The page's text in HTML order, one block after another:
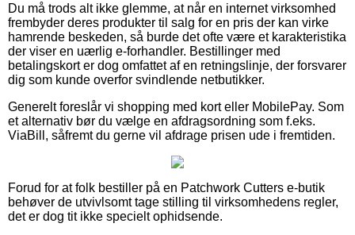
Du må trods alt ikke glemme, at når en internet virksomhed
frembyder deres produkter til salg for en pris der kan virke
hamrende beskeden, så burde det ofte være et karakteristika
der viser en uærlig e-forhandler. Bestillinger med
betalingskort er dog omfattet af en retningslinje, der forsvarer
dig som kunde overfor svindlende netbutikker.
Generelt foreslår vi shopping med kort eller MobilePay. Som
et alternativ bør du vælge en afdragsordning som f.eks.
ViaBill, såfremt du gerne vil afdrage prisen ude i fremtiden.
Forud for at folk bestiller på en Patchwork Cutters e-butik
behøver de utvivlsomt tage stilling til virksomhedens regler,
det er dog tit ikke specielt ophidsende.